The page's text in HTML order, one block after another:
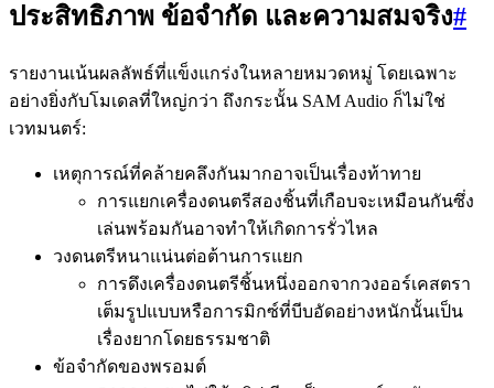
ประสิทธิภาพ ข้อจำกัด และความสมจริง#
รายงานเน้นผลลัพธ์ที่แข็งแกร่งในหลายหมวดหมู่ โดยเฉพาะ
อย่างยิ่งกับโมเดลที่ใหญ่กว่า ถึงกระนั้น SAM Audio ก็ไม่ใช่
เวทมนตร์:
เหตุการณ์ที่คล้ายคลึงกันมากอาจเป็นเรื่องท้าทาย
การแยกเครื่องดนตรีสองชิ้นที่เกือบจะเหมือนกันซึ่ง
เล่นพร้อมกันอาจทำให้เกิดการรั่วไหล
วงดนตรีหนาแน่นต่อต้านการแยก
การดึงเครื่องดนตรีชิ้นหนึ่งออกจากวงออร์เคสตรา
เต็มรูปแบบหรือการมิกซ์ที่บีบอัดอย่างหนักนั้นเป็น
เรื่องยากโดยธรรมชาติ
ข้อจำกัดของพรอมต์